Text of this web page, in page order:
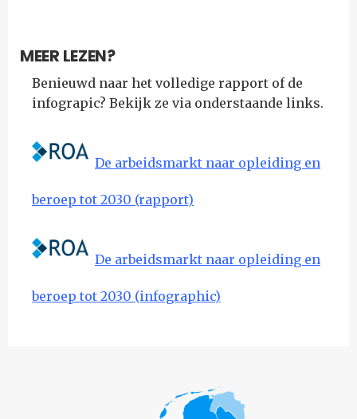
MEER LEZEN?
Benieuwd naar het volledige rapport of de
infograpic? Bekijk ze via onderstaande links.
De arbeidsmarkt naar opleiding en
beroep tot 2030 (rapport)
De arbeidsmarkt naar opleiding en
beroep tot 2030 (infographic)